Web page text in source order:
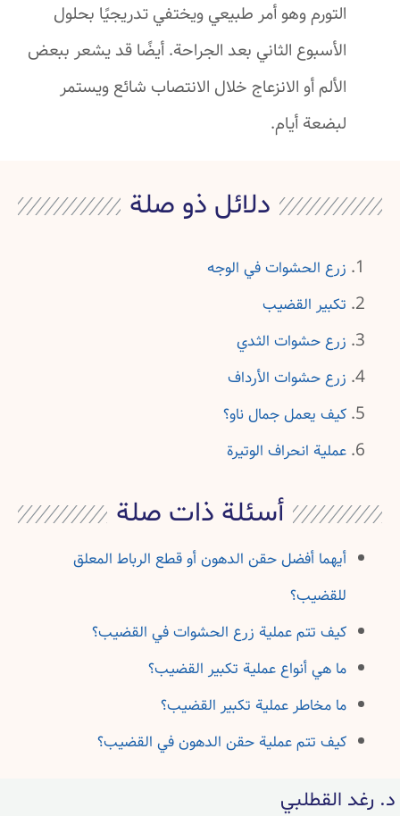
التورم وهو أمر طبيعي ويختفي تدريجيًا بحلول
الأسبوع الثاني بعد الجراحة. أيضًا قد يشعر ببعض
الألم أو الانزعاج خلال الانتصاب شائع ويستمر
لبضعة أيام.
دلائل ذو صلة
زرع الحشوات في الوجه
تكبير القضيب
زرع حشوات الثدي
زرع حشوات الأرداف
كيف يعمل جمال ناو؟
عملية انحراف الوتيرة
أسئلة ذات صلة
أيهما أفضل حقن الدهون أو قطع الرباط المعلق
للقضيب؟
كيف تتم عملية زرع الحشوات في القضيب؟
ما هي أنواع عملية تكبير القضيب؟
ما مخاطر عملية تكبير القضيب؟
كيف تتم عملية حقن الدهون في القضيب؟
د. رغد القطلبي